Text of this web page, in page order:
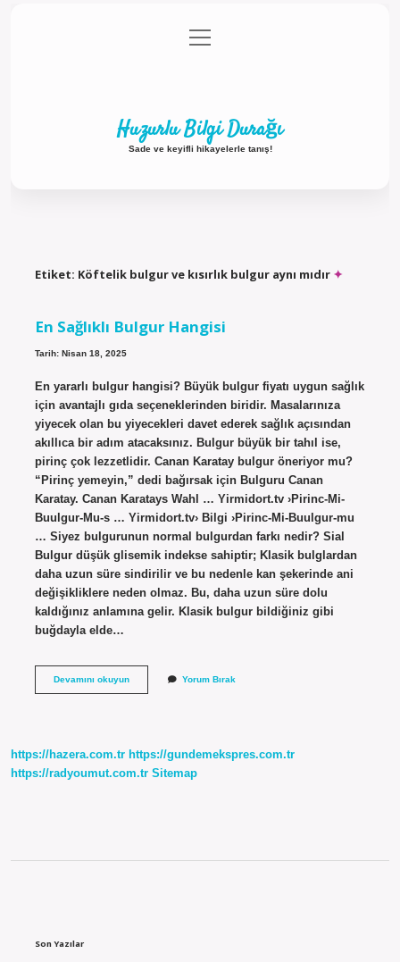
Gizlilik Politikası
menüyü
aç
Huzurlu Bilgi Durağı
Sade ve keyifli hikayelerle tanış!
Etiket: Köftelik bulgur ve kısırlık bulgur aynı mıdır
En Sağlıklı Bulgur Hangisi
Tarih: Nisan 18, 2025
En yararlı bulgur hangisi? Büyük bulgur fiyatı uygun sağlık
için avantajlı gıda seçeneklerinden biridir. Masalarınıza
yiyecek olan bu yiyecekleri davet ederek sağlık açısından
akıllıca bir adım atacaksınız. Bulgur büyük bir tahıl ise,
pirinç çok lezzetlidir. Canan Karatay bulgur öneriyor mu?
“Pirinç yemeyin,” dedi bağırsak için Bulguru Canan
Karatay. Canan Karatays Wahl … Yirmidort.tv ›Pirinc-Mi-
Buulgur-Mu-s … Yirmidort.tv› Bilgi ›Pirinc-Mi-Buulgur-mu
… Siyez bulgurunun normal bulgurdan farkı nedir? Sial
Bulgur düşük glisemik indekse sahiptir; Klasik bulglardan
daha uzun süre sindirilir ve bu nedenle kan şekerinde ani
değişikliklere neden olmaz. Bu, daha uzun süre dolu
kaldığınız anlamına gelir. Klasik bulgur bildiğiniz gibi
buğdayla elde…
Devamını okuyunEn
Yorum Bırak
https://hazera.com.tr https://gundemekspres.com.tr
https://radyoumut.com.tr Sitemap
Son Yazılar